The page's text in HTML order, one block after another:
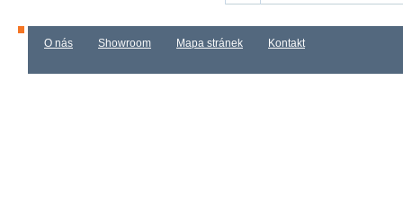
O nás Showroom Mapa stránek Kontakt